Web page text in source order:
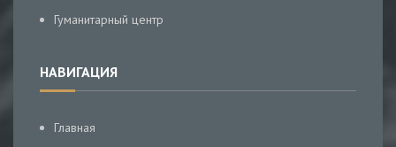
Гуманитарный центр
НАВИГАЦИЯ
Главная